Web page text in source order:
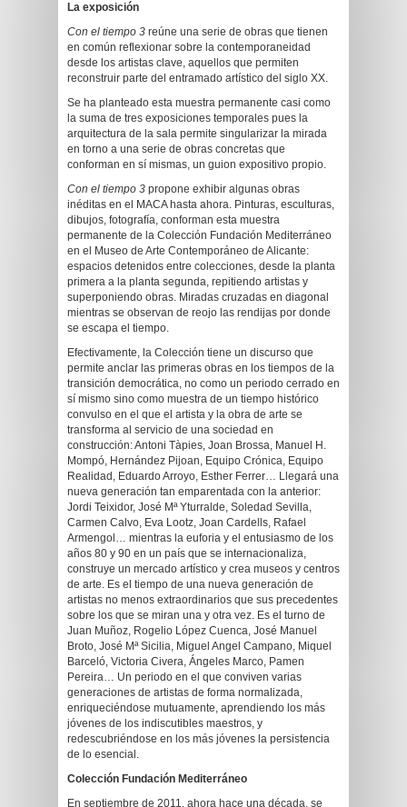
La exposición
Con el tiempo 3 reúne una serie de obras que tienen
en común reflexionar sobre la contemporaneidad
desde los artistas clave, aquellos que permiten
reconstruir parte del entramado artístico del siglo XX.
Se ha planteado esta muestra permanente casi como
la suma de tres exposiciones temporales pues la
arquitectura de la sala permite singularizar la mirada
en torno a una serie de obras concretas que
conforman en sí mismas, un guion expositivo propio.
Con el tiempo 3 propone exhibir algunas obras
inéditas en el MACA hasta ahora. Pinturas, esculturas,
dibujos, fotografía, conforman esta muestra
permanente de la Colección Fundación Mediterráneo
en el Museo de Arte Contemporáneo de Alicante:
espacios detenidos entre colecciones, desde la planta
primera a la planta segunda, repitiendo artistas y
superponiendo obras. Miradas cruzadas en diagonal
mientras se observan de reojo las rendijas por donde
se escapa el tiempo.
Efectivamente, la Colección tiene un discurso que
permite anclar las primeras obras en los tiempos de la
transición democrática, no como un periodo cerrado en
sí mismo sino como muestra de un tiempo histórico
convulso en el que el artista y la obra de arte se
transforma al servicio de una sociedad en
construcción: Antoni Tàpies, Joan Brossa, Manuel H.
Mompó, Hernández Pijoan, Equipo Crónica, Equipo
Realidad, Eduardo Arroyo, Esther Ferrer… Llegará una
nueva generación tan emparentada con la anterior:
Jordi Teixidor, José Mª Yturralde, Soledad Sevilla,
Carmen Calvo, Eva Lootz, Joan Cardells, Rafael
Armengol… mientras la euforia y el entusiasmo de los
años 80 y 90 en un país que se internacionaliza,
construye un mercado artístico y crea museos y centros
de arte. Es el tiempo de una nueva generación de
artistas no menos extraordinarios que sus precedentes
sobre los que se miran una y otra vez. Es el turno de
Juan Muñoz, Rogelio López Cuenca, José Manuel
Broto, José Mª Sicilia, Miguel Angel Campano, Miquel
Barceló, Victoria Civera, Ángeles Marco, Pamen
Pereira… Un periodo en el que conviven varias
generaciones de artistas de forma normalizada,
enriqueciéndose mutuamente, aprendiendo los más
jóvenes de los indiscutibles maestros, y
redescubriéndose en los más jóvenes la persistencia
de lo esencial.
Colección Fundación Mediterráneo
En septiembre de 2011, ahora hace una década, se